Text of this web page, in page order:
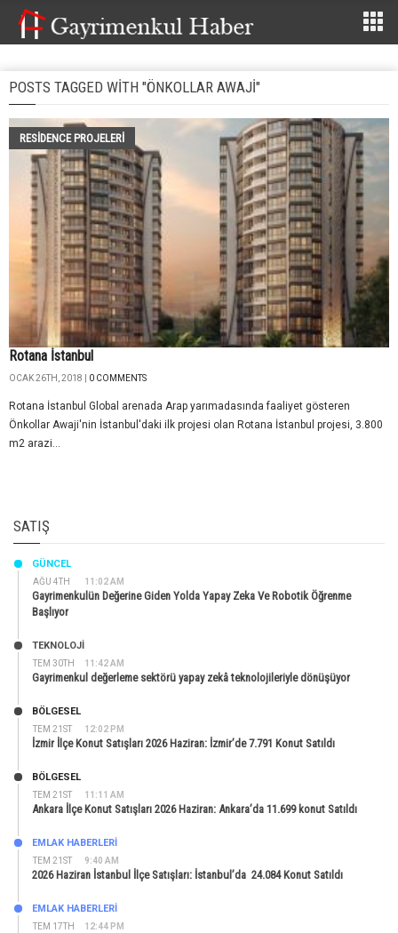
POSTS TAGGED WITH "ÖNKOLLAR AWAJI"
RESIDENCE PROJELERI
Rotana İstanbul
OCAK 26TH, 2018 | 0 COMMENTS
Rotana İstanbul Global arenada Arap yarımadasında faaliyet gösteren
Önkollar Awaji'nin İstanbul'daki ilk projesi olan Rotana İstanbul projesi, 3.800
m2 arazi...
SATIŞ
AĞU 4TH 11:02 AM
GÜNCEL
Gayrimenkulün Değerine Giden Yolda Yapay Zeka Ve Robotik Öğrenme
Başlıyor
TEM 30TH 11:42 AM
TEKNOLOJİ
Gayrimenkul değerleme sektörü yapay zekâ teknolojileriyle dönüşüyor
TEM 21ST 12:02 PM
BÖLGESEL
İzmir İlçe Konut Satışları 2026 Haziran: İzmir’de 7.791 Konut Satıldı
TEM 21ST 11:11 AM
BÖLGESEL
Ankara İlçe Konut Satışları 2026 Haziran: Ankara’da 11.699 konut Satıldı
TEM 21ST 9:40 AM
EMLAK HABERLERI
2026 Haziran İstanbul İlçe Satışları: İstanbul’da 24.084 Konut Satıldı
TEM 17TH 12:44 PM
EMLAK HABERLERI